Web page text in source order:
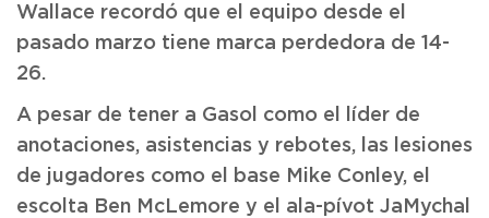
Wallace recordó que el equipo desde el
pasado marzo tiene marca perdedora de 14-
26.
A pesar de tener a Gasol como el líder de
anotaciones, asistencias y rebotes, las lesiones
de jugadores como el base Mike Conley, el
escolta Ben McLemore y el ala-pívot JaMychal